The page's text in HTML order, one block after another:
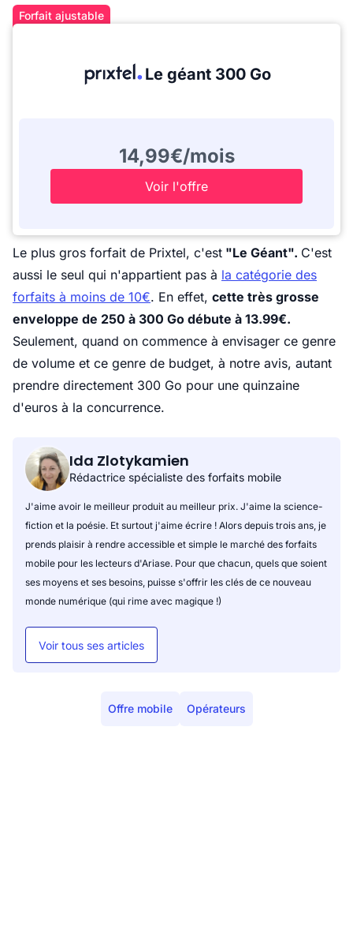
Forfait ajustable
Le géant 300 Go
14,99€/mois
Voir l'offre
Le plus gros forfait de Prixtel, c'est "Le Géant". C'est
aussi le seul qui n'appartient pas à la catégorie des
forfaits à moins de 10€. En effet, cette très grosse
enveloppe de 250 à 300 Go débute à 13.99€.
Seulement, quand on commence à envisager ce genre
de volume et ce genre de budget, à notre avis, autant
prendre directement 300 Go pour une quinzaine
d'euros à la concurrence.
Ida Zlotykamien
Rédactrice spécialiste des forfaits mobile
J'aime avoir le meilleur produit au meilleur prix. J'aime la science-
fiction et la poésie. Et surtout j'aime écrire ! Alors depuis trois ans, je
prends plaisir à rendre accessible et simple le marché des forfaits
mobile pour les lecteurs d'Ariase. Pour que chacun, quels que soient
ses moyens et ses besoins, puisse s'offrir les clés de ce nouveau
monde numérique (qui rime avec magique !)
Voir tous ses articles
Offre mobile Opérateurs